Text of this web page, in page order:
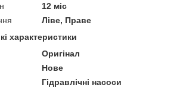
12 міс
Ліве, Праве
характеристики
Оригінал
Нове
Гідравлічні насоси